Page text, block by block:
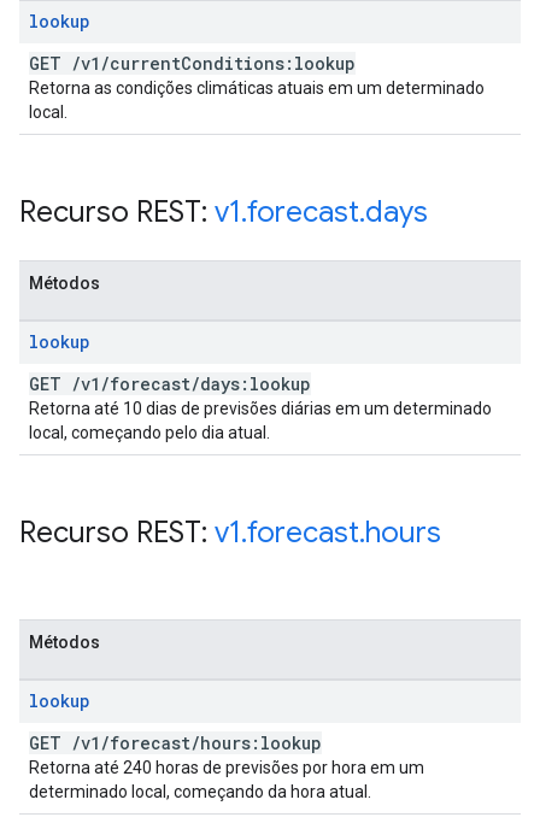
lookup
GET /v1 /currentConditions:lookup
Retorna as condições climáticas atuais em um determinado
local.
Recurso REST: v1.forecast.days
Métodos
lookup
GET /v1 /forecast/days:lookup
Retorna até 10 dias de previsões diárias em um determinado
local, começando pelo dia atual.
Recurso REST: v1.forecast.hours
Métodos
lookup
GET /v1 /forecast/hours:lookup
Retorna até 240 horas de previsões por hora em um
determinado local, começando da hora atual.